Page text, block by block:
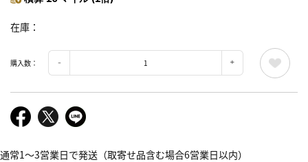
在庫
購入数：
通常1～3営業日で発送（取寄せ品含む場合6営業日以内）